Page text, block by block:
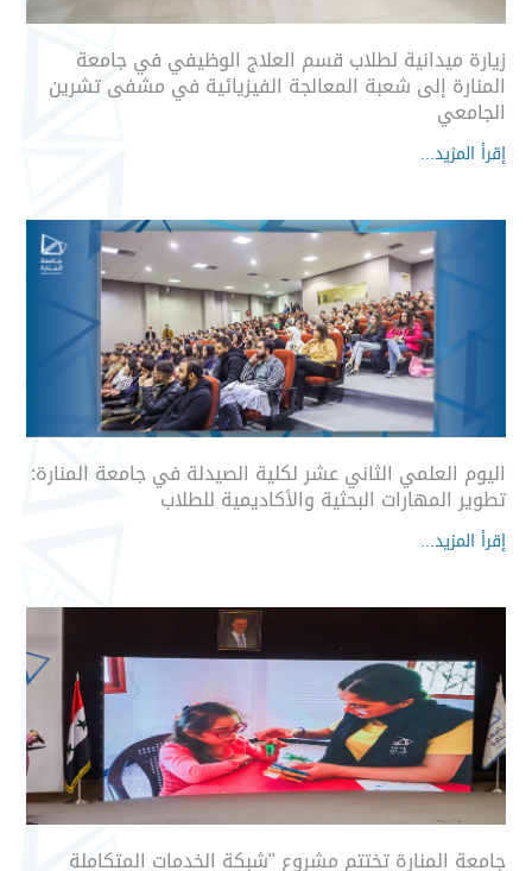
زيارة ميدانية لطلاب قسم العلاج الوظيفي في جامعة
المنارة إلى شعبة المعالجة الفيزيائية في مشفى تشرين
الجامعي
إقرأ المزيد...
اليوم العلمي الثاني عشر لكلية الصيدلة في جامعة المنارة:
تطوير المهارات البحثية والأكاديمية للطلاب
إقرأ المزيد...
جامعة المنارة تختتم مشروع "شبكة الخدمات المتكاملة